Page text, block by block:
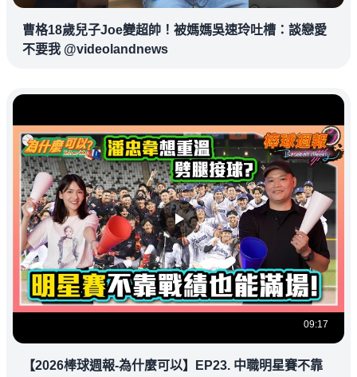
曹格18歲兒子Joe變超帥！被媽媽吳速玲吐槽：談戀愛
不要我 @videolandnews
09:17
【2026棒球週報-為什麼可以】EP23. 中職明星賽不靠